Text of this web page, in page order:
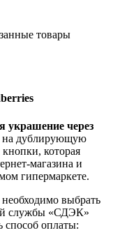
товары
украшение через
на дублирующую
которая
магазина и
гипермаркете.
выбрать
службы «СДЭК»
способ оплаты: